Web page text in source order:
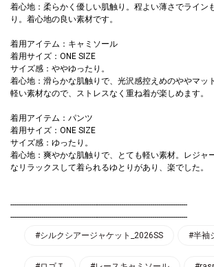
着心地：柔らかく優しい肌触り。程よい薄さでライン
り。着心地の良い素材です。
着用アイテム：キャミソール
着用サイズ：ONE SIZE
サイズ感：ややゆったり。
着心地：滑らかな肌触りで、光沢感控えめのややマッ
軽い素材なので、ストレスなく重ね着が楽しめます。
着用アイテム：パンツ
着用サイズ：ONE SIZE
サイズ感：ゆったり。
着心地：爽やかな肌触りで、とても軽い素材。レジャ
なリラックスして着られるゆとりがあり、楽でした。
--------------------------------------------------------------------------------------
--------------------------------------------------------------------------------------
#シルクシアージャケット_2026SS
#半袖